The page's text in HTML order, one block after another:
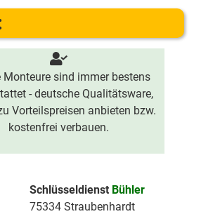
Monteure sind immer bestens
- deutsche Qualitätsware,
Vorteilspreisen anbieten bzw.
kostenfrei verbauen.
Schlüsseldienst Bühler
75334 Straubenhardt